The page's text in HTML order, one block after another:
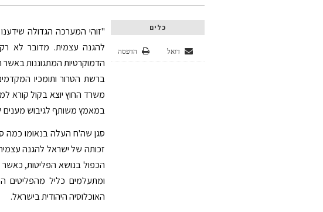
כלים
הדפסה דואל
"זוהי המערכה הגדולה
להגנה עצמית. מדובר לא
הדמוקרטיות המתגוננות
ברשת הטרור ותומכיו
משרד החוץ יוצא בקול קורא
במאמץ משותף לגיבוש מענים
סגן שה'ח העלה בנאומו כמה
זכותה של ישראל להגנה עצמית
הכפול בנושא הפליטות, כאשר
ומתעלמים כליל מהפליטים
האוכלוסיה היהודית בישראל.